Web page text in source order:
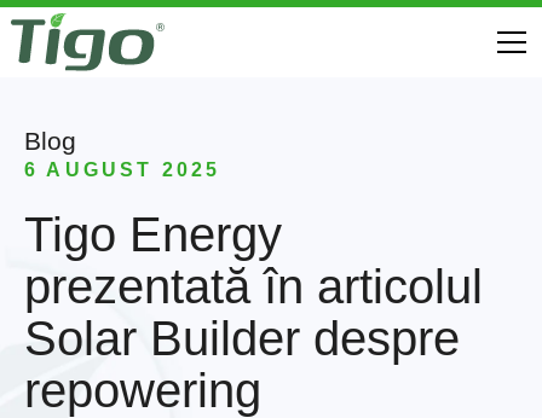
Blog
6 AUGUST 2025
Tigo Energy
prezentată în articolul
Solar Builder despre
repowering